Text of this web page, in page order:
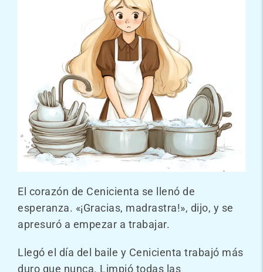
El corazón de Cenicienta se llenó de
esperanza. «¡Gracias, madrastra!», dijo, y se
apresuró a empezar a trabajar.
Llegó el día del baile y Cenicienta trabajó más
duro que nunca. Limpió todas las